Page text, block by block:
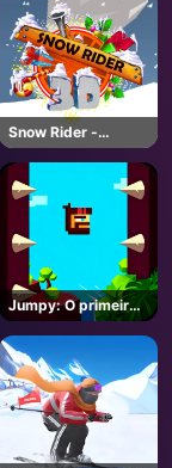
Snow Rider -
Unblocked Jogos
Jumpy: O primeiro
saltador